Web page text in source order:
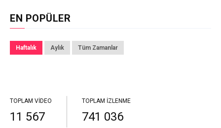
EN POPÜLER
Haftalık Aylık Tüm Zamanlar
TOPLAM VIDEO
11 567
TOPLAM İZLENME
741 036